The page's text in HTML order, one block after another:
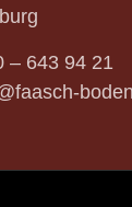
– 643 94 21